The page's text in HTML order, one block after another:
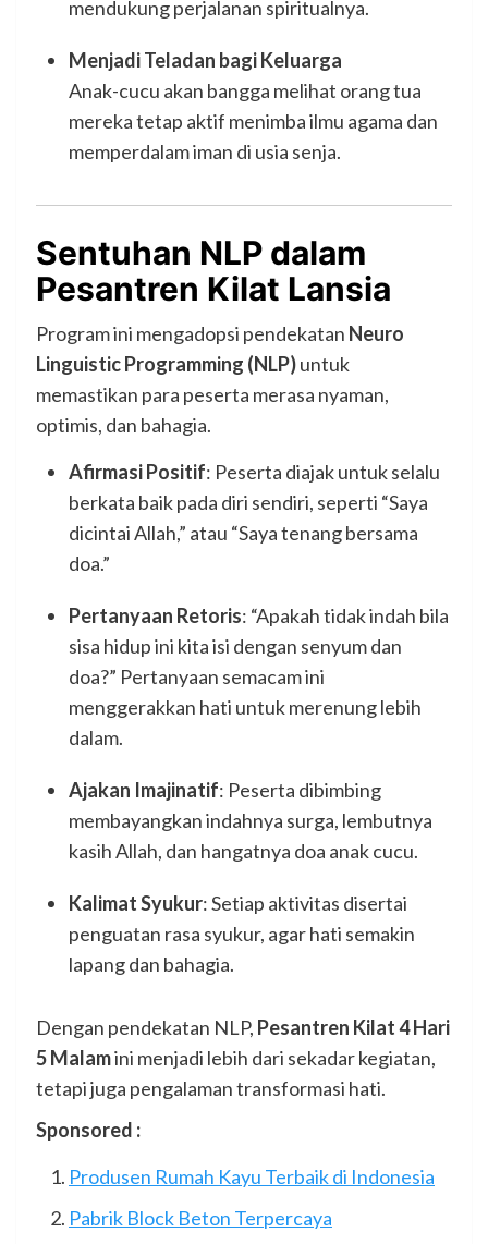
mendukung perjalanan spiritualnya.
Menjadi Teladan bagi Keluarga
Anak-cucu akan bangga melihat orang tua
mereka tetap aktif menimba ilmu agama dan
memperdalam iman di usia senja.
Sentuhan NLP dalam
Pesantren Kilat Lansia
Program ini mengadopsi pendekatan Neuro
Linguistic Programming (NLP)untuk
memastikan para peserta merasa nyaman,
optimis, dan bahagia.
Afirmasi Positif: Peserta diajak untuk selalu
berkata baik pada diri sendiri, seperti “Saya
dicintai Allah,” atau “Saya tenang bersama
doa.”
Pertanyaan Retoris: “Apakah tidak indah bila
sisa hidup ini kita isi dengan senyum dan
doa?” Pertanyaan semacam ini
menggerakkan hati untuk merenung lebih
dalam.
Ajakan Imajinatif: Peserta dibimbing
membayangkan indahnya surga, lembutnya
kasih Allah, dan hangatnya doa anak cucu.
Kalimat Syukur: Setiap aktivitas disertai
penguatan rasa syukur, agar hati semakin
lapang dan bahagia.
Dengan pendekatan NLP, Pesantren Kilat 4 Hari
5 Malamini menjadi lebih dari sekadar kegiatan,
tetapi juga pengalaman transformasi hati.
Sponsored :
Produsen Rumah Kayu Terbaik di Indonesia
Pabrik Block Beton Terpercaya